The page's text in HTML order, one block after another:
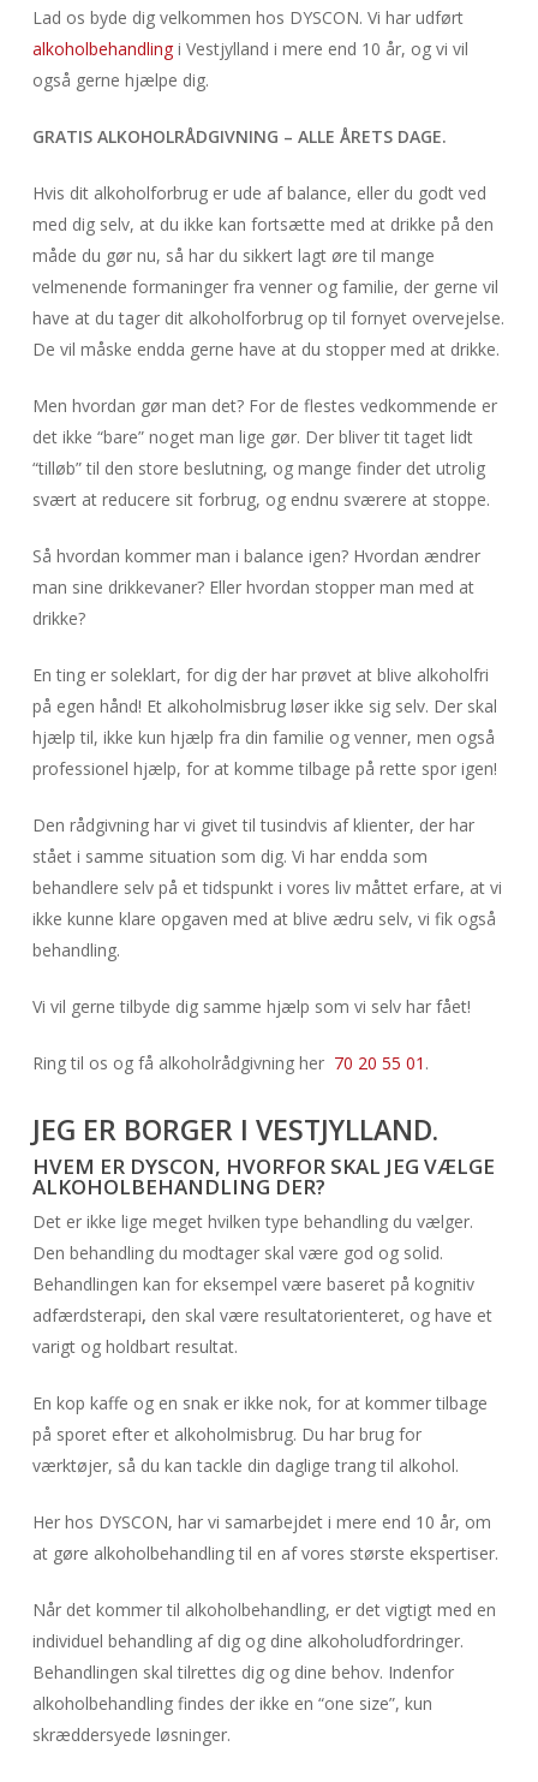
Lad os byde dig velkommen hos DYSCON. Vi har udført
alkoholbehandlingi Vestjylland i mere end 10 år, og vi vil
også gerne hjælpe dig.
GRATIS ALKOHOLRÅDGIVNING – ALLE ÅRETS DAGE.
Hvis dit alkoholforbrug er ude af balance, eller du godt ved
med dig selv, at du ikke kan fortsætte med at drikke på den
måde du gør nu, så har du sikkert lagt øre til mange
velmenende formaninger fra venner og familie, der gerne vil
have at du tager dit alkoholforbrug op til fornyet overvejelse.
De vil måske endda gerne have at du stopper med at drikke.
Men hvordan gør man det? For de flestes vedkommende er
det ikke “bare” noget man lige gør. Der bliver tit taget lidt
“tilløb” til den store beslutning, og mange finder det utrolig
svært at reducere sit forbrug, og endnu sværere at stoppe.
Så hvordan kommer man i balance igen? Hvordan ændrer
man sine drikkevaner? Eller hvordan stopper man med at
drikke?
En ting er soleklart, for dig der har prøvet at blive alkoholfri
på egen hånd! Et alkoholmisbrug løser ikke sig selv. Der skal
hjælp til, ikke kun hjælp fra din familie og venner, men også
professionel hjælp, for at komme tilbage på rette spor igen!
Den rådgivning har vi givet til tusindvis af klienter, der har
stået i samme situation som dig. Vi har endda som
behandlere selv på et tidspunkt i vores liv måttet erfare, at vi
ikke kunne klare opgaven med at blive ædru selv, vi fik også
behandling.
Vi vil gerne tilbyde dig samme hjælp som vi selv har fået!
Ring til os og få alkoholrådgivning her 70 20 55 01 .
JEG ER BORGER I VESTJYLLAND.
HVEM ER DYSCON, HVORFOR SKAL JEG VÆLGE
ALKOHOLBEHANDLING DER?
Det er ikke lige meget hvilken type behandling du vælger.
Den behandling du modtager skal være god og solid.
Behandlingen kan for eksempel være baseret på kognitiv
adfærdsterapi, den skal være resultatorienteret, og have et
varigt og holdbart resultat.
En kop kaffe og en snak er ikke nok, for at kommer tilbage
på sporet efter et alkoholmisbrug. Du har brug for
værktøjer, så du kan tackle din daglige trang til alkohol.
Her hos DYSCON, har vi samarbejdet i mere end 10 år, om
at gøre alkoholbehandling til en af vores største ekspertiser.
Når det kommer til alkoholbehandling, er det vigtigt med en
individuel behandling af dig og dine alkoholudfordringer.
Behandlingen skal tilrettes dig og dine behov. Indenfor
alkoholbehandling findes der ikke en “one size”, kun
skræddersyede løsninger.